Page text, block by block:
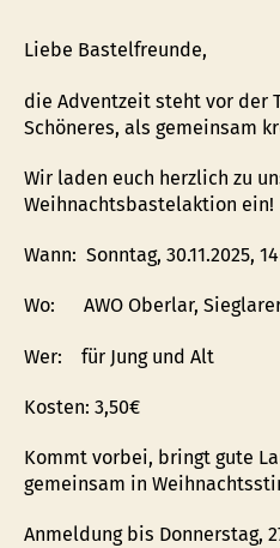
Liebe Bastelfreunde,
die Adventzeit steht vor der
Schöneres, als gemeinsam
Wir laden euch herzlich zu
Weihnachtsbastelaktion ein!
Wann: Sonntag, 30.11.2025,
Wo: AWO Oberlar,
Wer: für Jung und Alt
Kosten: 3,50€
Kommt vorbei, bringt gute
gemeinsam in
Anmeldung bis Donnerstag,